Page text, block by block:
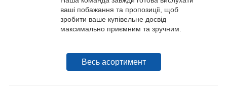
ваші побажання та пропозиції, щоб
зробити ваше купівельне досвід
максимально приємним та зручним.
Весь асортимент